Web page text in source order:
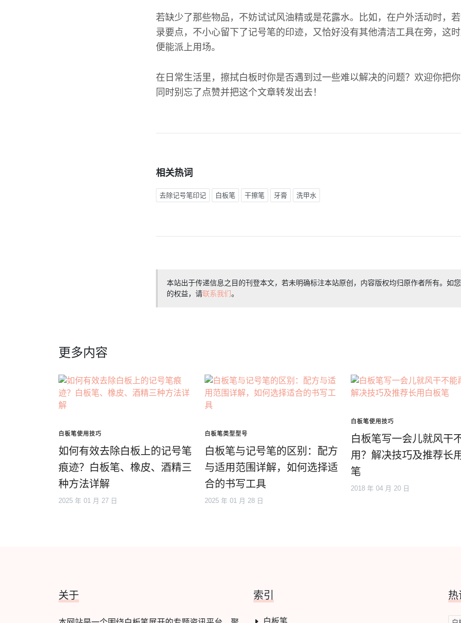
若缺少了那些物品，不妨试试风油精或是花露水。比如，在户外活动时，
录要点，不小心留下了记号笔的印迹，又恰好没有其他清洁工具在旁，这
便能派上用场。
在日常生活里，擦拭白板时你是否遇到过一些难以解决的问题？欢迎你把你
同时别忘了点赞并把这个文章转发出去！
相关热词
去除记号笔印记 白板笔 干擦笔 牙膏 洗甲水
本站出于传递信息之目的刊登本文，若未明确标注本站原创，内容版权均归原作者所有。如
的权益，请联系我们。
更多内容
白板笔使用技巧
如何有效去除白板上的记号笔
痕迹？白板笔、橡皮、酒精三
种方法详解
2025 年 01 月 27 日
白板笔类型型号
白板笔与记号笔的区别：配方
与适用范围详解，如何选择适
合的书写工具
2025 年 01 月 28 日
白板笔使用技巧
白板笔写一会儿就风干
用？解决技巧及推荐长
笔
2018 年 04 月 20 日
关于 索引
白板笔
热